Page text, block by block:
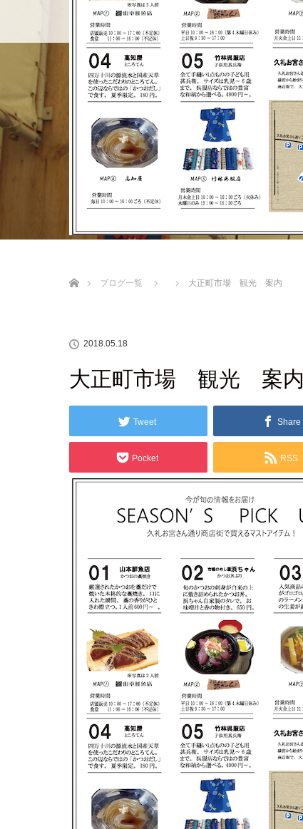
ホーム
BLOG
ブログ一覧
大正町市場 観光 案内
2018.05.18
大正町市場 観光 案内
Tweet Share
Pocket RSS